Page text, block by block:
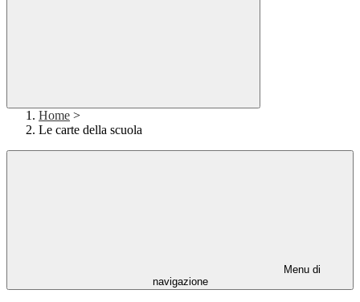
Home >
Le carte della scuola
Menu di
navigazione